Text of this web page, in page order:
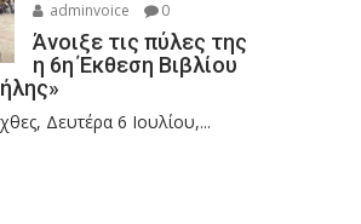
adminvoice
0
Άνοιξε τις πύλες της
η 6η Έκθεση Βιβλίου
Δευτέρα 6 Ιουλίου,...